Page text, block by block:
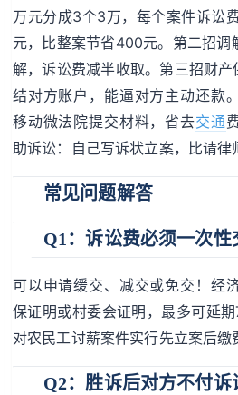
万元分成3个3万，每个案件诉讼
元，比整案节省400元。第二招调
解，诉讼费减半收取。第三招财
结对方账户，能逼对方主动还款
移动微法院提交材料，省去交通
助诉讼：自己写诉状立案，比请律
常见问题解答
Q1：诉讼费必须一次性
可以申请缓交、减交或免交！经
保证明或村委会证明，最多可延
对农民工讨薪案件实行先立案后缴
Q2：胜诉后对方不付诉